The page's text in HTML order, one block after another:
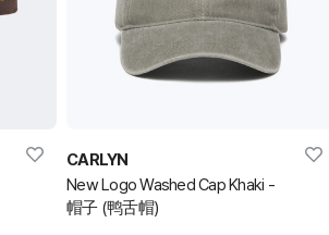
CARLYN
New Logo Washed Cap Khaki -
帽子 (鸭舌帽)